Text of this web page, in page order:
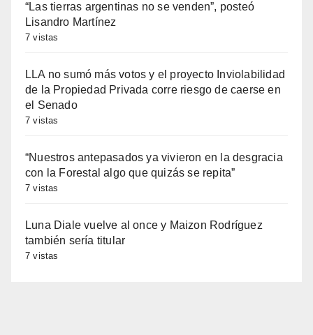
“Las tierras argentinas no se venden”, posteó
Lisandro Martínez
7 vistas
LLA no sumó más votos y el proyecto Inviolabilidad
de la Propiedad Privada corre riesgo de caerse en
el Senado
7 vistas
“Nuestros antepasados ya vivieron en la desgracia
con la Forestal algo que quizás se repita”
7 vistas
Luna Diale vuelve al once y Maizon Rodríguez
también sería titular
7 vistas